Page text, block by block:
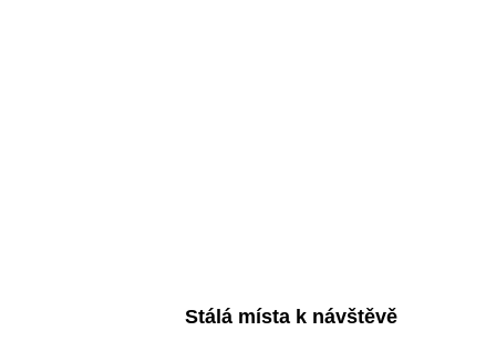
Stálá místa k návštěvě